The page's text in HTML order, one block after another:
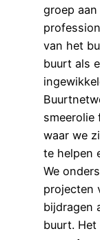
groep
van het
buurt als
smeerolie
waar we
te helpen
We
projecten
bijdragen
buurt. Het